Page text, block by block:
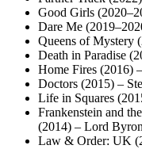
Good Girls
Dare Me
Queens of Mystery
Death in Paradise
Home Fires (2016)
Doctors (2015) –
Life in Squares
Frankenstein and
(2014) – Lord
Law & Order: UK